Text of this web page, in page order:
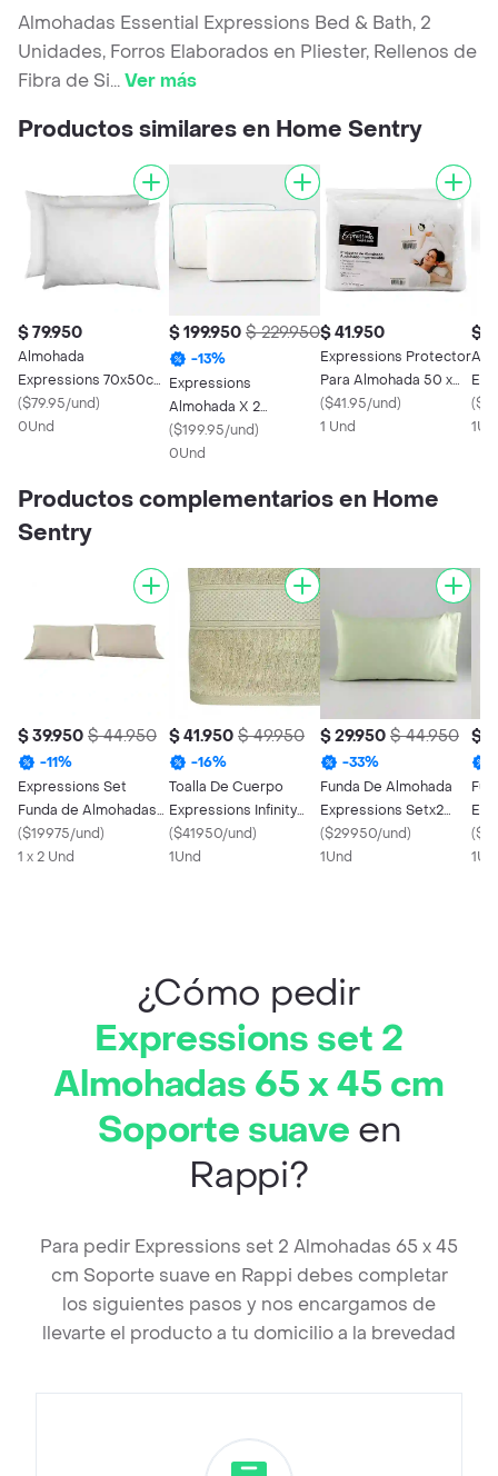
Almohadas Essential Expressions Bed & Bath, 2
Unidades, Forros Elaborados en Pliester, Rellenos de
Fibra de Si...Ver más
Productos similares en Home Sentry
$ 79.950
Almohada
Expressions 70x50cm
Blanco 2 Und Poliéster
($79.95/und)
0Und
$ 199.950 $ 229.950
-13%
Expressions
Almohada X 2
Viscoelástica
Ultracool
($199.95/und)
0Und
$ 41.950
Expressions Protector
Para Almohada 50 x
90 cm 7953
($41.95/und)
1 Und
$
(
Productos complementarios en Home
Sentry
$ 39.950 $ 44.950
-11%
Expressions Set
Funda de Almohadas
King Microfibra Taupe
($19975/und)
1 x 2 Und
$ 41.950 $ 49.950
-16%
Toalla De Cuerpo
Expressions Infinity
132x70cm Taupe 400
Gr
($41950/und)
1Und
$ 29.950 $ 44.950
-33%
Funda De Almohada
Expressions Setx2
74x50 Cm Microfibra
Menta
($29950/und)
1Und
$
(
¿Cómo pedir
Expressions set 2
Almohadas 65 x 45 cm
Soporte suave en
Rappi?
Para pedir Expressions set 2 Almohadas 65 x 45
cm Soporte suave en Rappi debes completar
los siguientes pasos y nos encargamos de
llevarte el producto a tu domicilio a la brevedad